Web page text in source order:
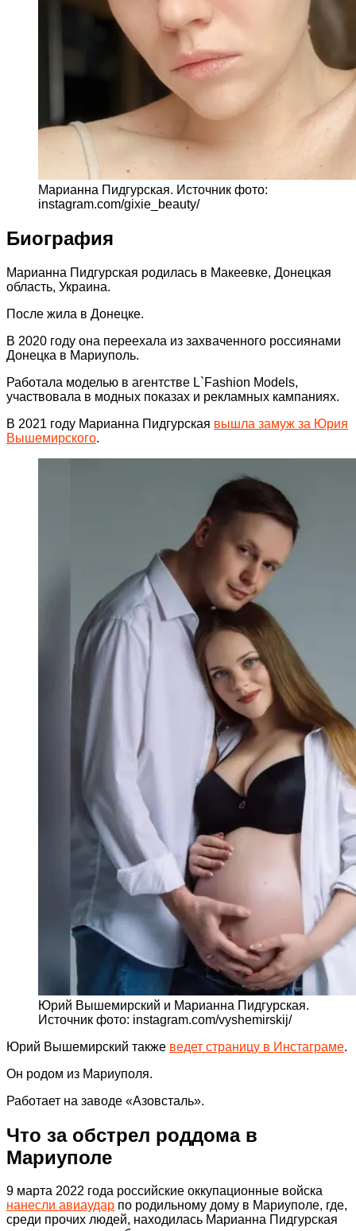
Марианна Пидгурская. Источник фото:
instagram.com/gixie_beauty/
Биография
Марианна Пидгурская родилась в Макеевке, Донецкая
область, Украина.
После жила в Донецке.
В 2020 году она переехала из захваченного россиянами
Донецка в Мариуполь.
Работала моделью в агентстве L`Fashion Models,
участвовала в модных показах и рекламных кампаниях.
В 2021 году Марианна Пидгурская вышла замуж за Юрия
Вышемирского.
Юрий Вышемирский и Марианна Пидгурская.
Источник фото: instagram.com/vyshemirskij/
Юрий Вышемирский также ведет страницу в Инстаграме.
Он родом из Мариуполя.
Работает на заводе «Азовсталь».
Что за обстрел роддома в
Мариуполе
9 марта 2022 года российские оккупационные войска
нанесли авиаудар по родильному дому в Мариуполе, где,
среди прочих людей, находилась Марианна Пидгурская